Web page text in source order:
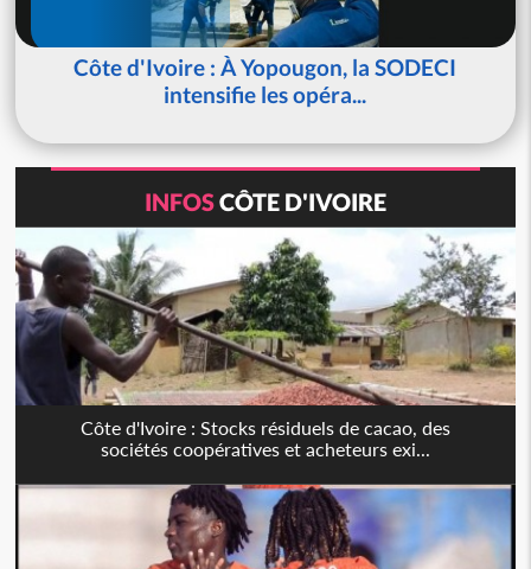
Côte d'Ivoire : À Yopougon, la SODECI
intensifie les opéra...
INFOSCÔTE D'IVOIRE
Côte d'Ivoire : Stocks résiduels de cacao, des
sociétés coopératives et acheteurs exi...